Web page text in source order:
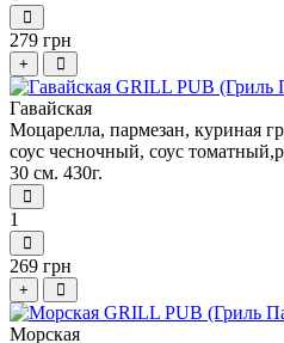
279 грн
+
Гавайская
Моцарелла, пармезан, куриная
соус чесночный, соус
30 см. 430г.
1
269 грн
+
Морская